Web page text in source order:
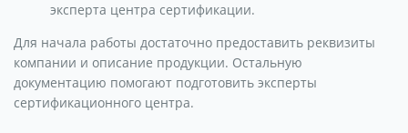
эксперта центра сертификации.
Для начала работы достаточно предоставить реквизиты
компании и описание продукции. Остальную
документацию помогают подготовить эксперты
сертификационного центра.